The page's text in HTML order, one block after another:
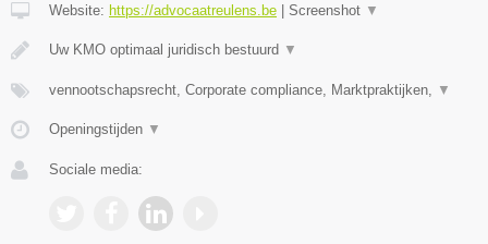
Website: https://advocaatreulens.be Screenshot ▼
Uw KMO optimaal juridisch bestuurd ▼
vennootschapsrecht, Corporate compliance, Marktpraktijken, ▼
Openingstijden ▼
Sociale media: